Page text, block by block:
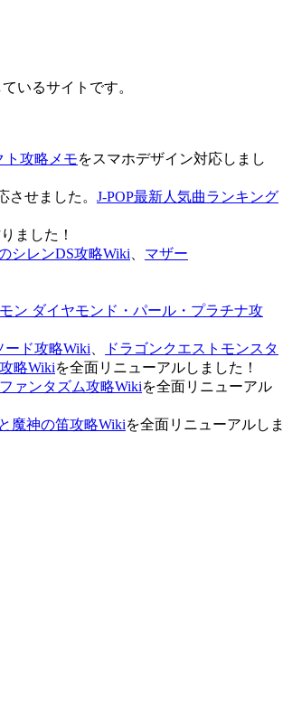
いるサイトです。
ト攻略メモをスマホデザイン対応しまし
させました。 J-POP最新人気曲ランキング
ました！
シレンDS攻略Wiki
マザー
ン ダイヤモンド・パール・プラチナ攻
ード攻略Wiki
ドラゴンクエストモンスタ
略Wikiを全面リニューアルしました！
ァンタズム攻略Wikiを全面リニューアル
魔神の笛攻略Wikiを全面リニューアルしま